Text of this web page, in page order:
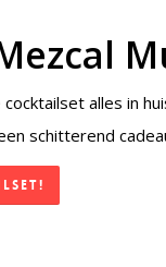
alles in
schitterend